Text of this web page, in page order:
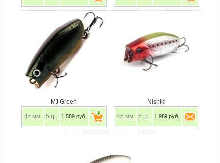
MJ Green
45 мм. 5 гр. 1 589 руб.
Nishiki
45 мм. 5 гр. 1 989 руб.